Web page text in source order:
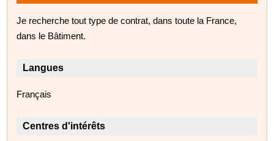
Je recherche tout type de contrat, dans toute la France,
dans le Bâtiment.
Langues
Français
Centres d'intérêts